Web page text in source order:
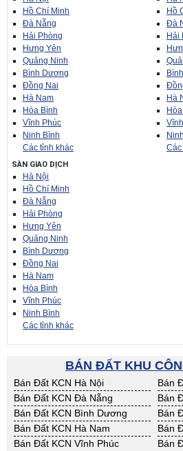
Hồ Chí Minh
Đà Nẵng
Hải Phòng
Hưng Yên
Quảng Ninh
Bình Dương
Đồng Nai
Hà Nam
Hòa Bình
Vĩnh Phúc
Ninh Bình
Các tỉnh khác
Hồ
Đà
Hải
Hà
SÀN GIAO DỊCH
Hà Nội
Hồ Chí Minh
Đà Nẵng
Hải Phòng
Hưng Yên
Quảng Ninh
Bình Dương
Đồng Nai
Hà Nam
Hòa Bình
Vĩnh Phúc
Ninh Bình
Các tỉnh khác
BÁN ĐẤT KHU
Bán Đất KCN Hà Nội
Bán
Bán Đất KCN Đà Nẵng
Bán
Bán Đất KCN Bình Dương
Bán
Bán Đất KCN Hà Nam
Bán
Bán Đất KCN Vĩnh Phúc
Bán